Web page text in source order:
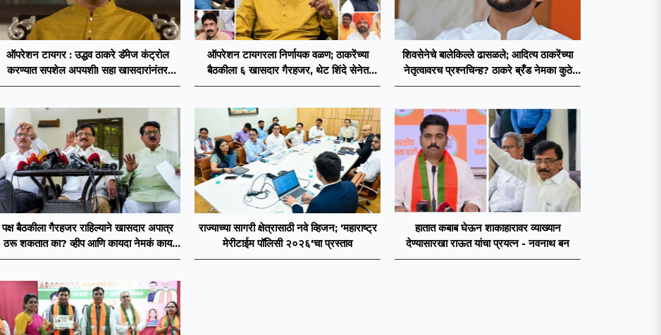
ऑपरेशन टायगर : उद्धव ठाकरे डॅमेज कंट्रोल
करण्यात सपशेल अपयशी! सहा खासदारांनंतर
आमदारांसह नगरसेवकही शिंदेंकडे जाण्याच्या चर्चा
ऑपरेशन टायगरला निर्णायक वळण; ठाकरेंच्या
बैठकीला ६ खासदार गैरहजर, थेट शिंदे सेनेत
विलीन होण्याचा प्रस्ताव?
शिवसेनेचे बालेकिल्ले ढासळले; आदित्य ठाकरेंच्या
नेतृत्वावरच प्रश्नचिन्ह? ठाकरे ब्रँड नेमका कुठे
चुकला?
पक्ष बैठकीला गैरहजर राहिल्याने खासदार अपात्र
ठरू शकतात का? व्हीप आणि कायदा नेमकं काय
सांगतो?
राज्याच्या सागरी क्षेत्रासाठी नवे व्हिजन; 'महाराष्ट्र
मेरीटाईम पॉलिसी २०२६'चा प्रस्ताव
हातात कबाब घेऊन शाकाहारावर व्याख्यान
देण्यासारखा राऊत यांचा प्रयत्न - नवनाथ बन